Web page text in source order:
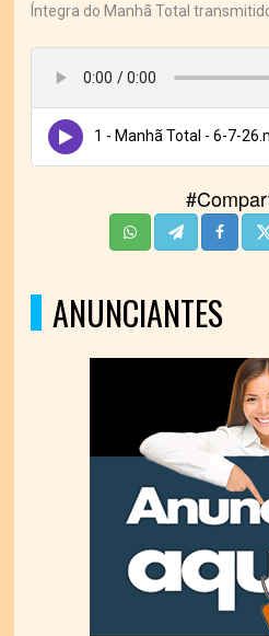
Íntegra do Manhã Total
1 - Manhã Total - 6-7-
ANUNCIANTES